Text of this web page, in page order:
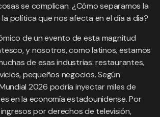
se complican. ¿Cómo separamos la
política que nos afecta en el día a día?
de un evento de esta magnitud
y nosotros, como latinos, estamos
de esas industrias: restaurantes,
pequeños negocios. Según
2026 podría inyectar miles de
en la economía estadounidense. Por
por derechos de televisión,